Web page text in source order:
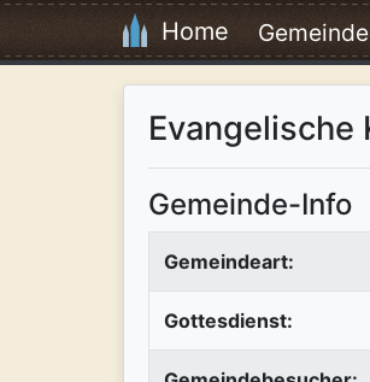
Home
Evangelische
Gemeinde-Info
Gemeindeart:
Gottesdienst: